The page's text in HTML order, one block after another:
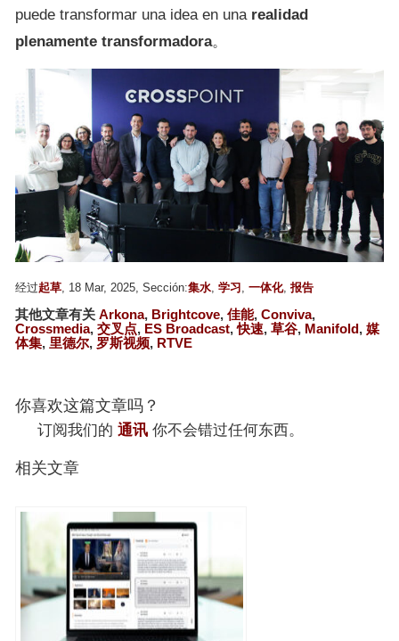
puede transformar una idea en una realidad
plenamente transformadora。
经过起草 , 18 Mar, 2025, Sección:集水 学习 一体化, 报告
其他文章有关 Arkona, Brightcove, 佳能, Conviva,
Crossmedia, 交叉点, ES Broadcast,快速, 草谷, Manifold, 媒
体集, 里德尔, 罗斯视频, RTVE
你喜欢这篇文章吗？
订阅我们的 通讯 你不会错过任何东西。
相关文章